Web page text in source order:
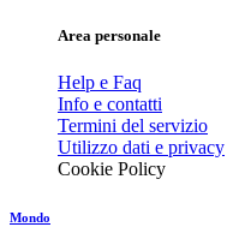
Area personale
Help e Faq
Info e contatti
Termini del servizio
Utilizzo dati e privacy
Cookie Policy
Mondo